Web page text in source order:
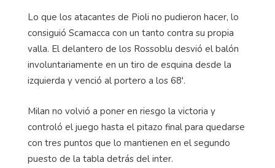
Lo que los atacantes de Pioli no pudieron hacer, lo
consiguió Scamacca con un tanto contra su propia
valla. El delantero de los Rossoblu desvió el balón
involuntariamente en un tiro de esquina desde la
izquierda y venció al portero a los 68'.
Milan no volvió a poner en riesgo la victoria y
controló el juego hasta el pitazo final para quedarse
con tres puntos que lo mantienen en el segundo
puesto de la tabla detrás del inter.